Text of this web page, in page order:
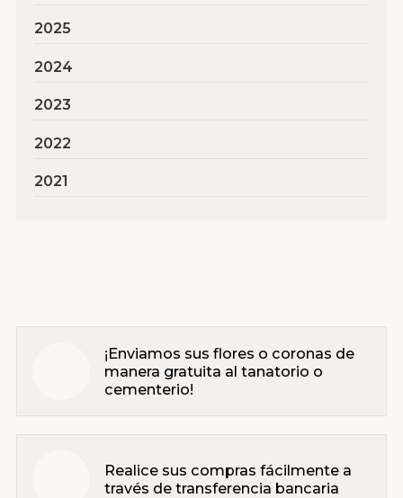
2025
2024
2023
2022
2021
¡Enviamos sus flores o coronas de
manera gratuita al tanatorio o
cementerio!
Realice sus compras fácilmente a
través de transferencia bancaria